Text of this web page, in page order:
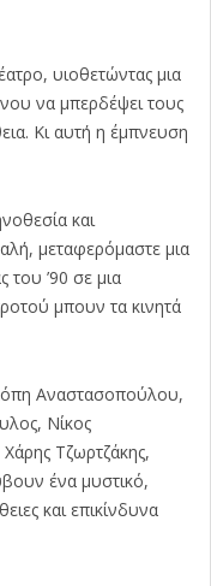
υιοθετώντας μια
να μπερδέψει τους
Κι αυτή η έμπνευση
και
μεταφερόμαστε μια
του ’90 σε μια
μπουν τα κινητά
Αναστασοπούλου,
Νίκος
Τζωρτζάκης,
ένα μυστικό,
και επικίνδυνα